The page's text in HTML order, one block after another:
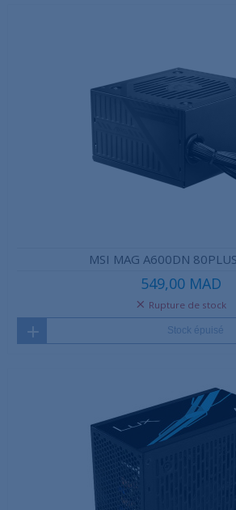
MSI MAG A600DN
549,00 MAD
Rupture de stock
Stock épuisé